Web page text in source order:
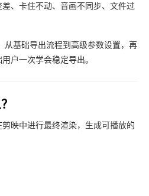
、卡住不动、音画不同步、文件过
从基础导出流程到高级参数设置，再
户一次学会稳定导出。
剪映中进行最终渲染，生成可播放的